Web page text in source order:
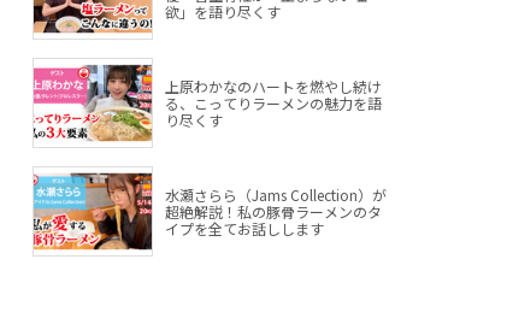
欲」を語り尽くす
上原わかなのハートを燃やし続け
る、こってりラーメンの魅力を語
り尽くす
水瀬さらら（Jams Collection）が
超絶解説！私の豚骨ラーメンのタ
イプを全てお話しします